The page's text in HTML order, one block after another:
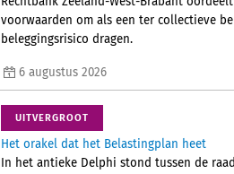
voorwaarden om als een ter collectieve
beleggingsrisico dragen.
6 augustus 2026
UITVERGROOT
Het orakel dat het Belastingplan heet
In het antieke Delphi stond tussen de